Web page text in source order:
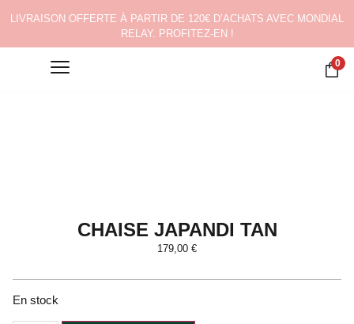
LIVRAISON OFFERTE À PARTIR DE 120€ D’ACHATS AVEC MONDIAL
RELAY. PROFITEZ-EN !
0
CHAISE JAPANDI TAN
179,00 €
En stock